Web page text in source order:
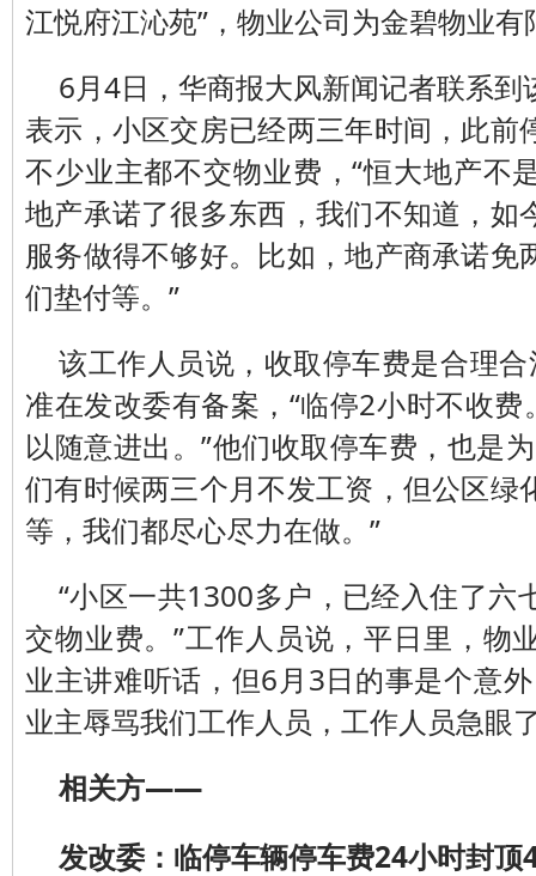
江悦府江沁苑”，物业公司为金碧物业有
6月4日，华商报大风新闻记者联系
表示，小区交房已经两三年时间，此前
不少业主都不交物业费，“恒大地产不
地产承诺了很多东西，我们不知道，如
服务做得不够好。比如，地产商承诺免
们垫付等。”
该工作人员说，收取停车费是合理
准在发改委有备案，“临停2小时不收
以随意进出。”他们收取停车费，也是
们有时候两三个月不发工资，但公区绿
等，我们都尽心尽力在做。”
“小区一共1300多户，已经入住了六
交物业费。”工作人员说，平日里，物
业主讲难听话，但6月3日的事是个意
业主辱骂我们工作人员，工作人员急眼
相关方——
发改委：临停车辆停车费24小时封顶